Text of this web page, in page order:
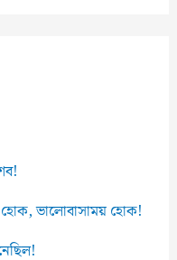
হোক, ভালোবাসাময় হোক!